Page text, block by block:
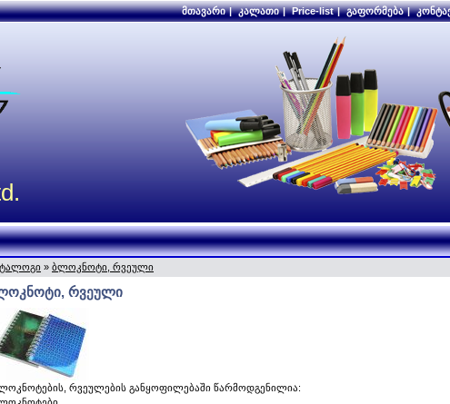
მთავარი | კალათი | Price-list | გაფორმება |
» ბლოკნოტი, რვეული
რვეული
რვეულების განყოფილებაში წარმოდგენილია: